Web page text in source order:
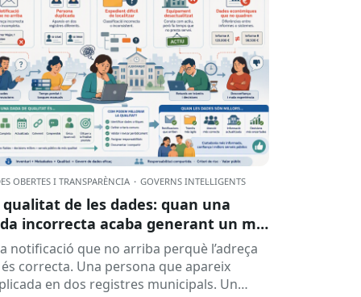
OBERTES I TRANSPARÈNCIA · GOVERNS INTEL·LIGENTS
qualitat de les dades: quan una
incorrecta acaba generant un mal
notificació que no arriba perquè l’adreça
correcta. Una persona que apareix
en dos registres municipals. Un